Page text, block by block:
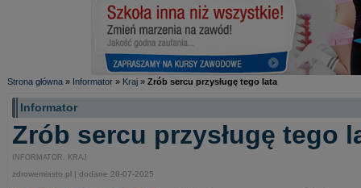
Strona główna » Informator » Kraj » Zrób sercu przysługę tego lata
Informator
Zrób sercu przysługę tego
INFORMATOR. KRAJ
zdrowemiasto.pl | dodane 28-07-2025